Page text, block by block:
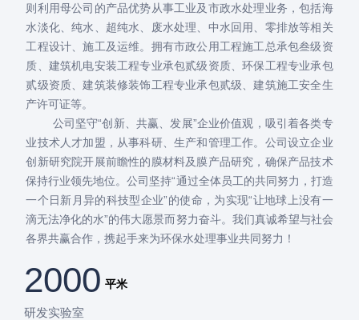
则利用母公司的产品优势从事工业及市政水处理业务，包括海
水淡化、纯水、超纯水、废水处理、中水回用、零排放等相关
工程设计、施工及运维。拥有市政公用工程施工总承包叁级资
质、建筑机电安装工程专业承包贰级资质、环保工程专业承包
贰级资质、建筑装修装饰工程专业承包贰级、建筑施工安全生
产许可证等。
公司坚守“创新、共赢、发展”企业价值观，吸引着各类专
业技术人才加盟，从事科研、生产和管理工作。公司设立企业
创新研究院开展前瞻性的膜材料及膜产品研究，确保产品技术
保持行业领先地位。公司坚持“通过全体员工的共同努力，打造
一个日新月异的科技型企业”的使命，为实现“让地球上没有一
滴无法净化的水”的伟大愿景而努力奋斗。我们真诚希望与社会
各界共赢合作，携起手来为环保水处理事业共同努力！
2000 平米
研发实验室